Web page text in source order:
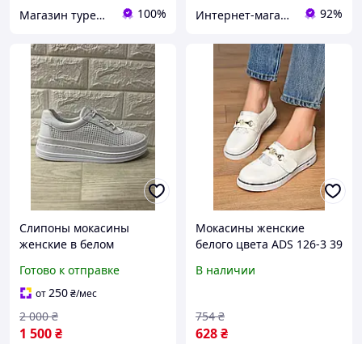
Магазин турецких товаров "ЭМИНЕ" 100% Интернет-магазин Optom7km.net - опт и розница товаров Одесса, рынок 7км 92%
Слипоны мокасины
женские в белом
Lucci.
Готово к отправке
от250₴/мес
1 500₴
2 000 ₴
Мокасины женские
белого цвета ADS 126-3 39
37-41, шнуровка
В наличии
628₴
754 ₴